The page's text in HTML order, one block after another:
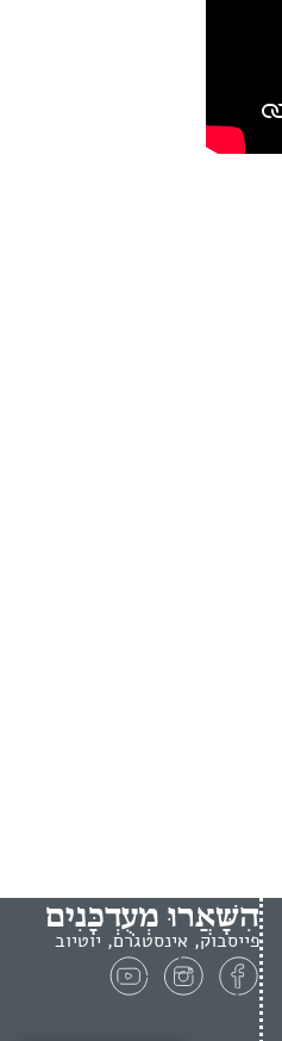
הִשָּׁאֲרוּ מְעֻדְכָּנִים
פייסבוק, אינסטגרם, יוטיוב